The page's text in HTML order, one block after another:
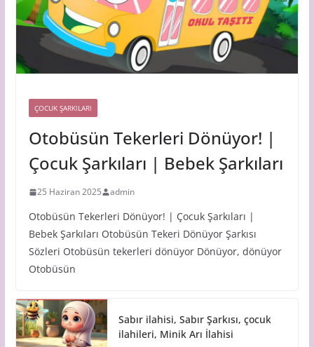
ÇOCUK ŞARKILARI
Otobüsün Tekerleri Dönüyor! |
Çocuk Şarkıları | Bebek Şarkıları
25 Haziran 2025 admin
Otobüsün Tekerleri Dönüyor! | Çocuk Şarkıları |
Bebek Şarkıları Otobüsün Tekeri Dönüyor Şarkısı
Sözleri Otobüsün tekerleri dönüyor Dönüyor, dönüyor
Otobüsün
Sabır ilahisi, Sabır Şarkısı, çocuk
ilahileri, Minik Arı İlahisi